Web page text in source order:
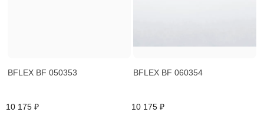
BFLEX BF 050353
10 175 ₽
BFLEX BF 060354
10 175 ₽